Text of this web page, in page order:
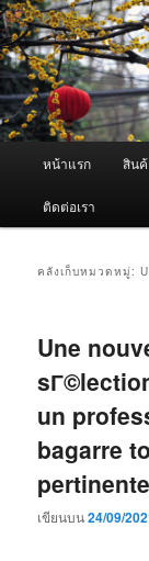
ข้าม
ไป
ยัง
เนื้อหา
หลัก
ข้าม
ไป
บทความ
รอง
ผู้นำเข้า
Fogger
จำหน่ายเครื่องพ่น
หน้าแรก สิน
ติดต่อเรา
คลังเก็บหมวดหมู่:
Une
un
bagarre
เขียนบน24/09/